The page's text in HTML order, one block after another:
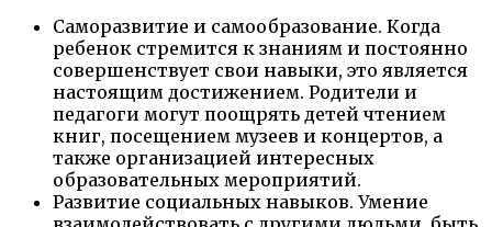
Саморазвитие и самообразование. Когда
ребенок стремится к знаниям и постоянно
совершенствует свои навыки, это является
настоящим достижением. Родители и
педагоги могут поощрять детей чтением
книг, посещением музеев и концертов, а
также организацией интересных
образовательных мероприятий.
Развитие социальных навыков. Умение